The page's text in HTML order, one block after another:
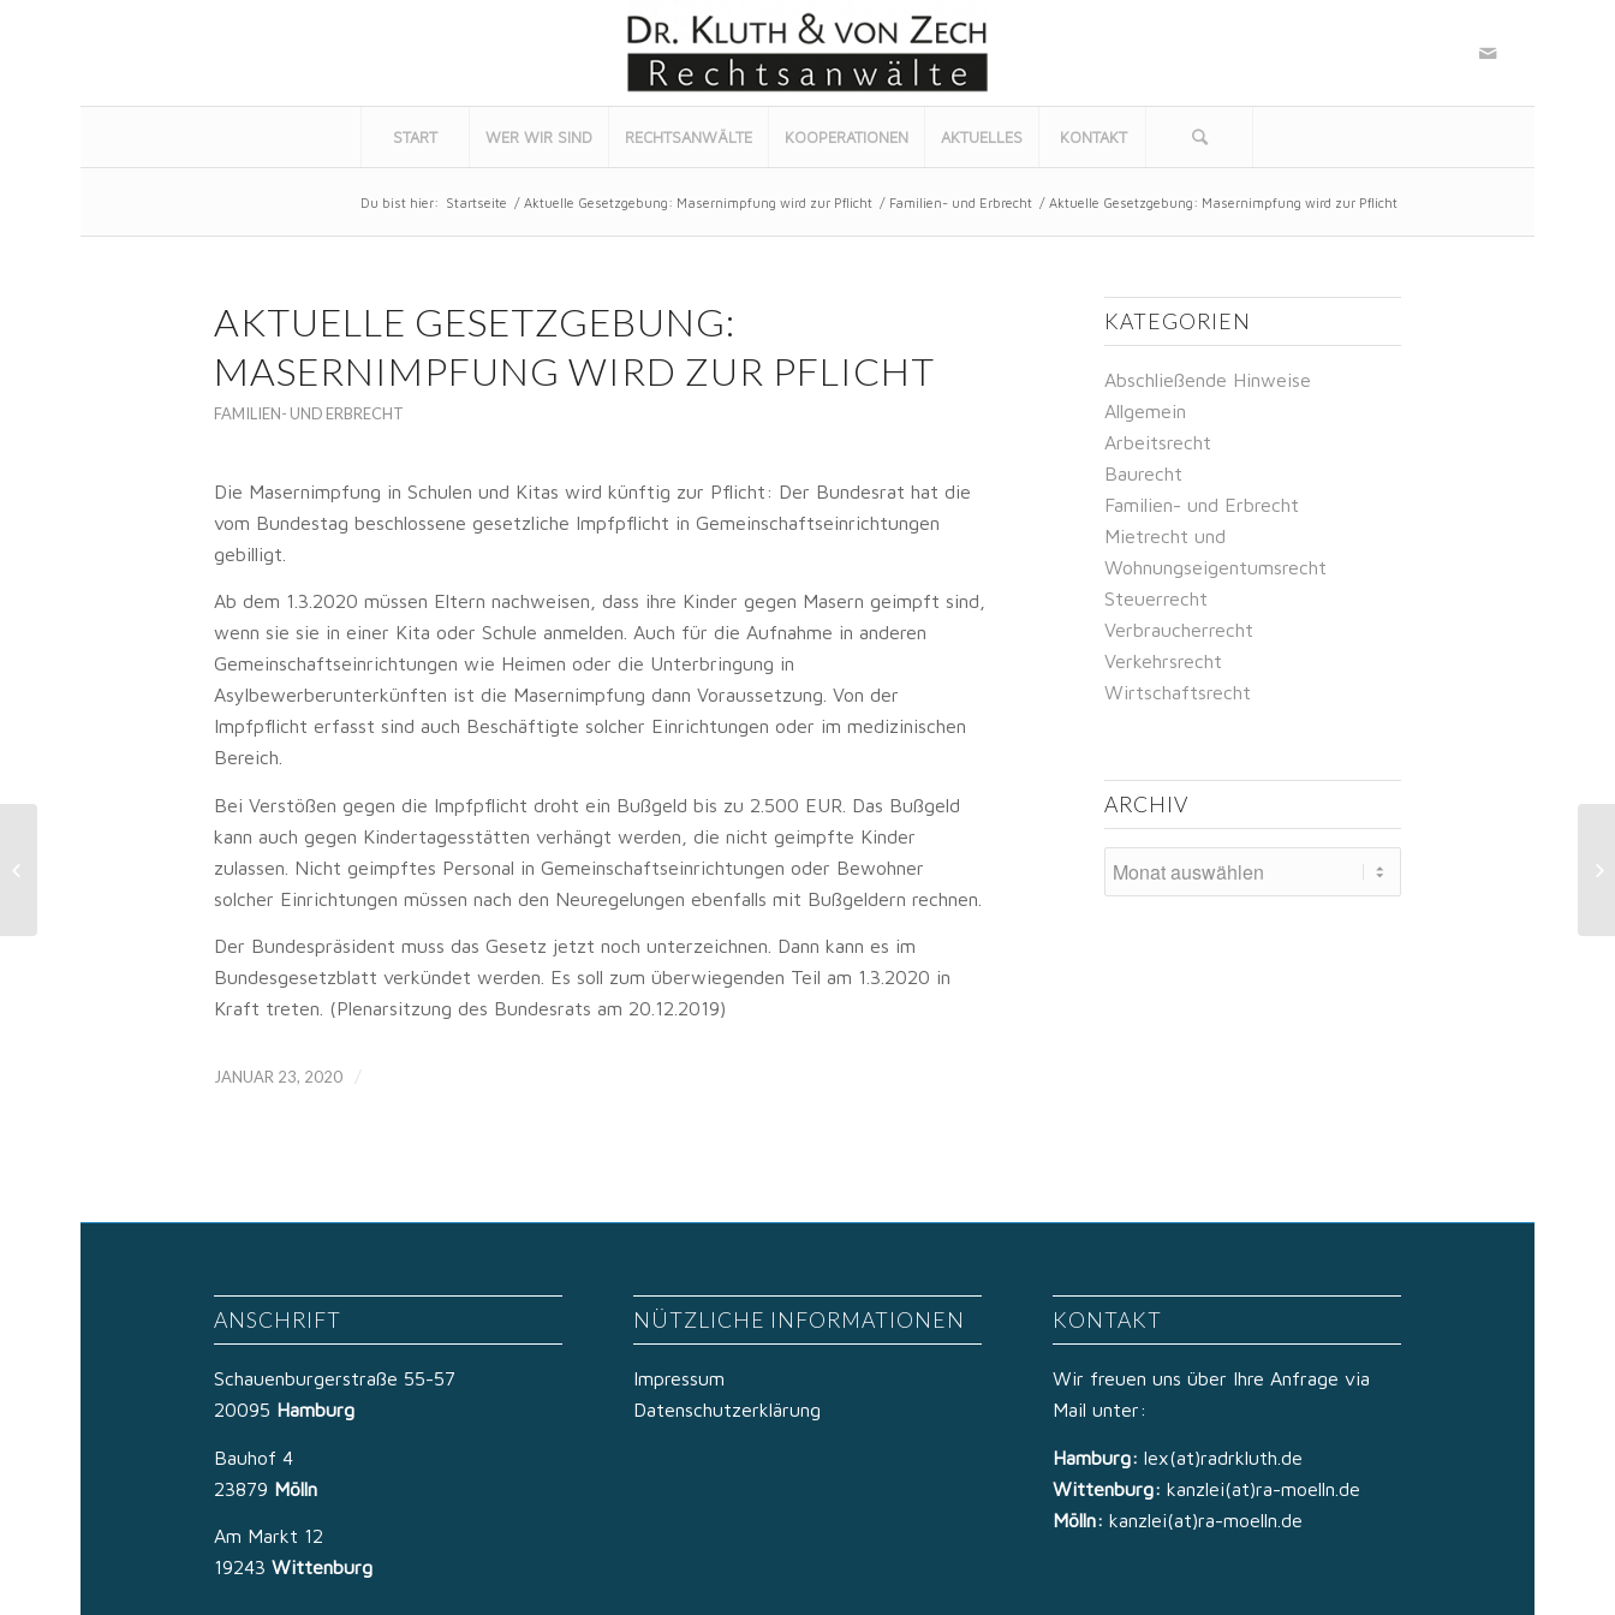
START WER WIR SIND RECHTSANWÄLTE KOOPERATIONEN AKTUELLES KONTAKT
Du bist hier: Startseite / Aktuelle Gesetzgebung: Masernimpfung wird zur Pflicht / Familien- und Erbrecht / Aktuelle Gesetzgebung: Masernimpfung wird zur Pflicht
AKTUELLE GESETZGEBUNG:
MASERNIMPFUNG WIRD ZUR PFLICHT
FAMILIEN- UND ERBRECHT
Die Masernimpfung in Schulen und Kitas wird künftig zur Pflicht: Der Bundesrat hat die
vom Bundestag beschlossene gesetzliche Impfpflicht in Gemeinschaftseinrichtungen
gebilligt.
Ab dem 1.3.2020 müssen Eltern nachweisen, dass ihre Kinder gegen Masern geimpft sind,
wenn sie sie in einer Kita oder Schule anmelden. Auch für die Aufnahme in anderen
Gemeinschaftseinrichtungen wie Heimen oder die Unterbringung in
Asylbewerberunterkünften ist die Masernimpfung dann Voraussetzung. Von der
Impfpflicht erfasst sind auch Beschäftigte solcher Einrichtungen oder im medizinischen
Bereich.
Bei Verstößen gegen die Impfpflicht droht ein Bußgeld bis zu 2.500 EUR. Das Bußgeld
kann auch gegen Kindertagesstätten verhängt werden, die nicht geimpfte Kinder
zulassen. Nicht geimpftes Personal in Gemeinschaftseinrichtungen oder Bewohner
solcher Einrichtungen müssen nach den Neuregelungen ebenfalls mit Bußgeldern rechnen.
Der Bundespräsident muss das Gesetz jetzt noch unterzeichnen. Dann kann es im
Bundesgesetzblatt verkündet werden. Es soll zum überwiegenden Teil am 1.3.2020 in
Kraft treten. (Plenarsitzung des Bundesrats am 20.12.2019)
JANUAR 23, 2020 /
KATEGORIEN
Abschließende Hinweise
Allgemein
Arbeitsrecht
Baurecht
Familien- und Erbrecht
Mietrecht und
Wohnungseigentumsrecht
Steuerrecht
Verbraucherrecht
Verkehrsrecht
Wirtschaftsrecht
ARCHIV
ANSCHRIFT
Schauenburgerstraße 55-57
20095 Hamburg
Bauhof 4
23879 Mölln
Am Markt 12
19243 Wittenburg
NÜTZLICHE INFORMATIONEN
Impressum
Datenschutzerklärung
KONTAKT
Wir freuen uns über Ihre Anfrage via
Mail unter:
Hamburg: lex(at)radrkluth.de
Wittenburg: kanzlei(at)ra-moelln.de
Mölln: kanzlei(at)ra-moelln.de
Werkvertragsrecht: Beginnt mit der